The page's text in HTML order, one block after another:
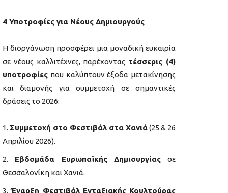
4 Υποτροφίες για Νέους Δημιουργούς
Η διοργάνωση προσφέρει μια μοναδική ευκαιρία
σε νέους καλλιτέχνες, παρέχοντας τέσσερις (4)
υποτροφίες που καλύπτουν έξοδα μετακίνησης
και διαμονής για συμμετοχή σε σημαντικές
δράσεις το 2026:
Συμμετοχή στο Φεστιβάλ στα Χανιά(25 & 26
Απριλίου 2026).
Εβδομάδα Ευρωπαϊκής Δημιουργίας σε
Θεσσαλονίκη και Χανιά.
Έναρξη Φεστιβάλ Ενταξιακής Κουλτούρας